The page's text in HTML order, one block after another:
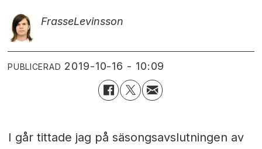
FrasseLevinsson
PUBLICERAD 2019-10-16 - 10:09
I går tittade jag på säsongsavslutningen av